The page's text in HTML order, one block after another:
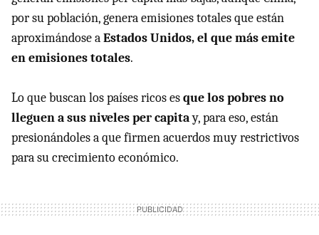
por su población, genera emisiones totales que están
aproximándose aEstados Unidos, el que más emite
en emisiones totales.
Lo que buscan los países ricos esque los pobres no
lleguen a sus niveles per capitay, para eso, están
presionándoles a que firmen acuerdos muy restrictivos
para su crecimiento económico.